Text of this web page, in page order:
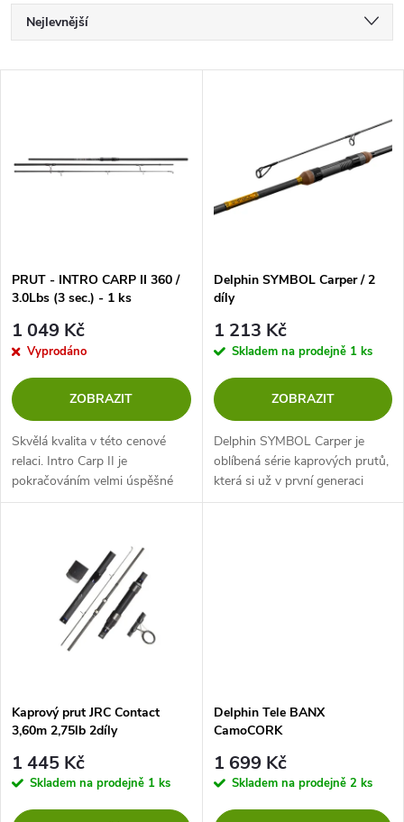
Ř
a
e
p
r
o
d
u
Nejlevnější
p
s
p
r
o
d
u
PRUT - INTRO CARP II 360 /
3.0Lbs (3 sec.) - 1 ks
1 049 Kč
Vyprodáno
ZOBRAZIT
Skvělá kvalita v této cenové
relaci. Intro Carp II je
pokračováním velmi úspěšné
série kaprových prutů z
klasickým...
Delphin SYMBOL Carper / 2
díly
1 213 Kč
Skladem na prodejně 1 ks
ZOBRAZIT
Delphin SYMBOL Carper je
oblíbená série kaprových prutů,
která si už v první generaci
vysloužila pověst spolehlivých
Kaprový prut JRC Contact
3,60m 2,75lb 2díly
1 445 Kč
Skladem na prodejně 1 ks
Delphin Tele BANX
CamoCORK
1 699 Kč
Skladem na prodejně 2 ks